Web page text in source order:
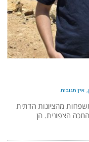
אין תגובות
מהציונות הדתית
הצפונית. הן